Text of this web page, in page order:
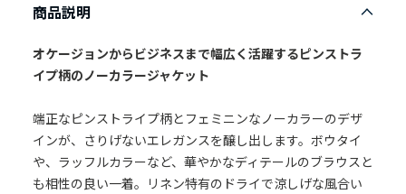
商品説明
オケージョンからビジネスまで幅広く活躍するピンストラ
イプ柄のノーカラージャケット
端正なピンストライプ柄とフェミニンなノーカラーのデザ
インが、さりげないエレガンスを醸し出します。ボウタイ
や、ラッフルカラーなど、華やかなディテールのブラウスと
も相性の良い一着。リネン特有のドライで涼しげな風合い